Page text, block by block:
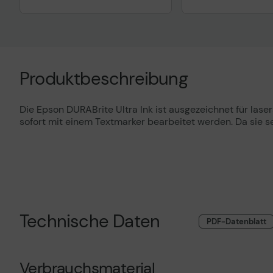
gemäß der EU-
Datenverordnung
Produktbeschreibung
Die Epson DURABrite Ultra Ink ist ausgezeichnet für
sofort mit einem Textmarker bearbeitet werden. Da sie
Technische Daten PDF-Datenblatt
Verbrauchsmaterial